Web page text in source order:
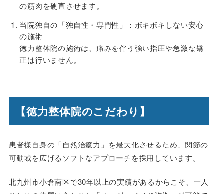
の筋肉を硬直させます。
当院独自の「独自性・専門性」：ボキボキしない安心
の施術
徳力整体院の施術は、痛みを伴う強い指圧や急激な矯
正は行いません。
【徳力整体院のこだわり】
患者様自身の「自然治癒力」を最大化させるため、関節の
可動域を広げるソフトなアプローチを採用しています。
北九州市小倉南区で30年以上の実績があるからこそ、一人